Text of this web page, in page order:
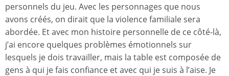
personnels du jeu. Avec les personnages que nous
avons créés, on dirait que la violence familiale sera
abordée. Et avec mon histoire personnelle de ce côté-là,
j’ai encore quelques problèmes émotionnels sur
lesquels je dois travailler, mais la table est composée de
gens à qui je fais confiance et avec qui je suis à l’aise. Je